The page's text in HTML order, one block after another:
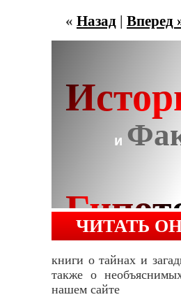
« Назад | Вперед
ЧИТАТЬ
книги о тайнах и
также о
нашем сайте